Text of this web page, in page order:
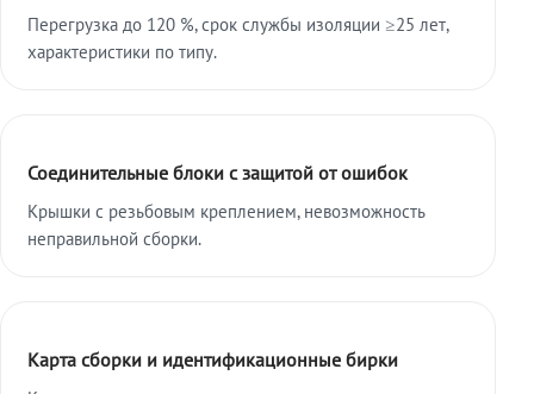
Перегрузка до 120 %, срок службы изоляции ≥25 лет,
характеристики по типу.
Соединительные блоки с защитой от ошибок
Крышки с резьбовым креплением, невозможность
неправильной сборки.
Карта сборки и идентификационные бирки